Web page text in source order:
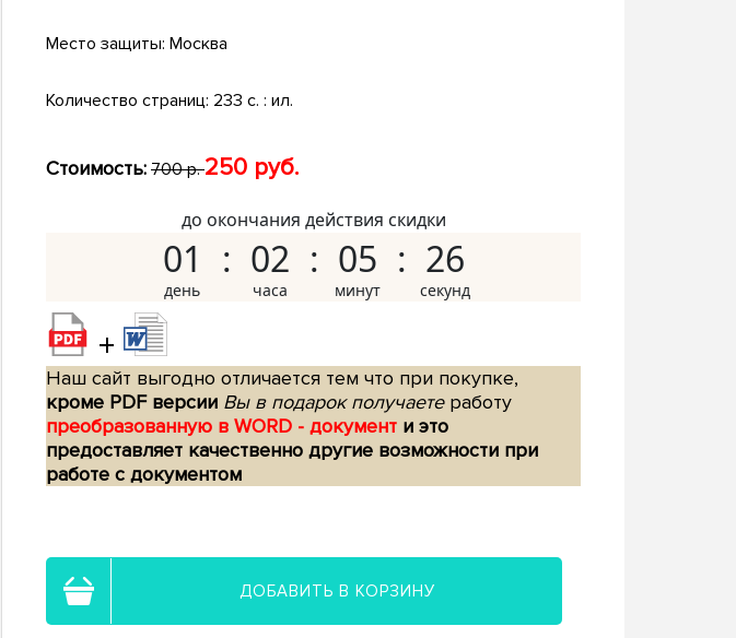
Место защиты: Москва
Количество страниц: 233 с. : ил.
Стоимость: 700 р.250 руб.
до окончания действия скидки
01 02 05 25
+
Наш сайт выгодно отличается тем что при покупке,
кроме PDF версии Вы в подарок получаетеработу
преобразованную в WORD - документ и это
предоставляет качественно другие возможности при
работе с документом
ДОБАВИТЬ В КОРЗИНУ